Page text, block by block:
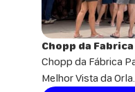
Chopp da Fabrica
Chopp da Fábrica
Melhor Vista da